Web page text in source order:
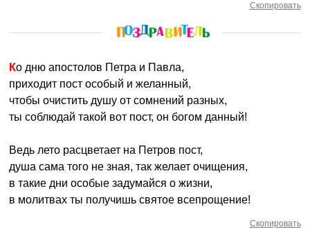
Скопировать
Ко дню апостолов Петра и Павла,
приходит пост особый и желанный,
чтобы очистить душу от сомнений разных,
ты соблюдай такой вот пост, он богом данный!
Ведь лето расцветает на Петров пост,
душа сама того не зная, так желает очищения,
в такие дни особые задумайся о жизни,
в молитвах ты получишь святое всепрощение!
Скопировать